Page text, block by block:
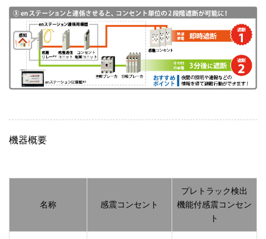
機器概要
名称 感震コンセント
プレトラック検出
機能付感震コンセン
ト